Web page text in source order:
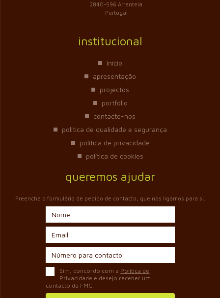
2840-596 Arrentela
Portugal
institucional
início
apresentação
projectos
portfólio
contacte-nos
política de qualidade e segurança
política de privacidade
política de cookies
queremos ajudar
Preencha o formulário de pedido de contacto, que nós ligamos para si.
Sim, concordo com a Política de
Privacidade e desejo receber um
contacto da FMC.